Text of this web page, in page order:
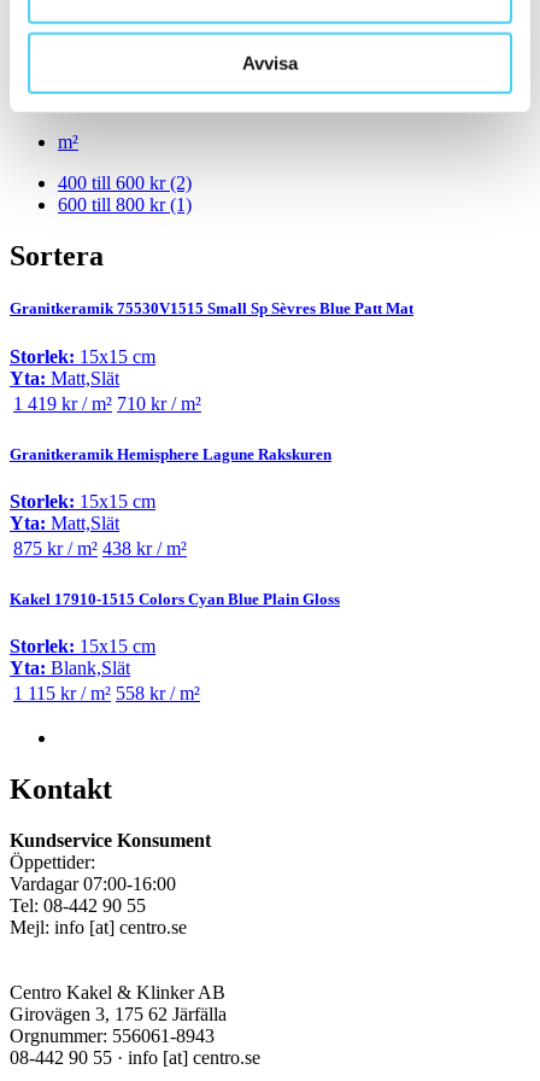
Avvisa
Rakskuren(1)
m²
400 till 600 kr(2)
600 till 800 kr(1)
Sortera
Granitkeramik 75530V1515 Small Sp Sèvres Blue Patt Mat
Storlek: 15x15 cm
Yta: Matt,Slät
1 419 kr / m² 710 kr / m²
Granitkeramik Hemisphere Lagune Rakskuren
Storlek: 15x15 cm
Yta: Matt,Slät
875 kr / m² 438 kr / m²
Kakel 17910-1515 Colors Cyan Blue Plain Gloss
Storlek: 15x15 cm
Yta: Blank,Slät
1 115 kr / m² 558 kr / m²
Kontakt
Kundservice Konsument
Öppettider:
Vardagar 07:00-16:00
Tel: 08-442 90 55
Mejl: info [at] centro.se
Centro Kakel & Klinker AB
Girovägen 3, 175 62 Järfälla
Orgnummer: 556061-8943
08-442 90 55 · info [at] centro.se